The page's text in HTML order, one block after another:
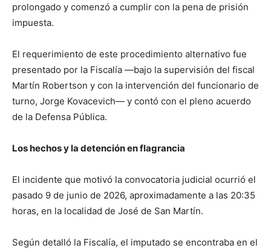
prolongado y comenzó a cumplir con la pena de prisión
impuesta.
El requerimiento de este procedimiento alternativo fue
presentado por la Fiscalía —bajo la supervisión del fiscal
Martín Robertson y con la intervención del funcionario de
turno, Jorge Kovacevich— y contó con el pleno acuerdo
de la Defensa Pública.
Los hechos y la detención en flagrancia
El incidente que motivó la convocatoria judicial ocurrió el
pasado 9 de junio de 2026, aproximadamente a las 20:35
horas, en la localidad de José de San Martín.
Según detalló la Fiscalía, el imputado se encontraba en el